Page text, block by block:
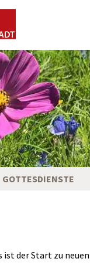
GOTTESDIENSTE
der Start zu